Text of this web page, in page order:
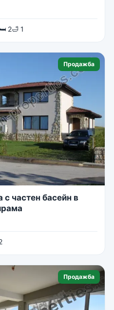
2🛁 1
Продажба
частен басейн в
Продажба